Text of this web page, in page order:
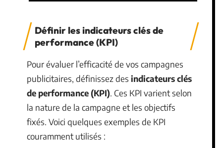
Définir les indicateurs clés de
performance (KPI)
Pour évaluer l’efficacité de vos campagnes
publicitaires, définissez des indicateurs clés
de performance (KPI). Ces KPI varient selon
la nature de la campagne et les objectifs
fixés. Voici quelques exemples de KPI
couramment utilisés :